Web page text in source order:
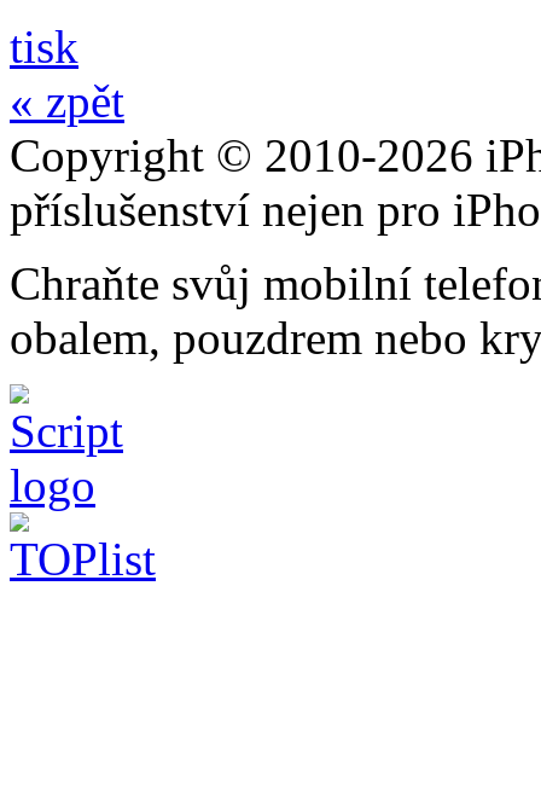
tisk
« zpět
Copyright © 2010-2026
příslušenství nejen pro
Chraňte svůj mobilní
obalem, pouzdrem nebo